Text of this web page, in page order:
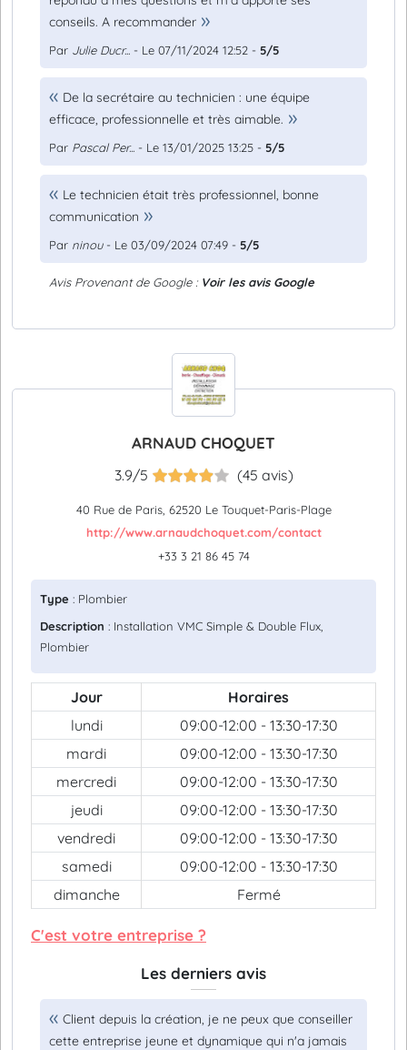
conseils. A recommander
Par Julie Ducr... - Le 07/11/2024 12:52 - 5/5
De la secrétaire au technicien : une équipe
efficace, professionnelle et très aimable.
Par Pascal Per... - Le 13/01/2025 13:25 - 5/5
Le technicien était très professionnel, bonne
communication
Par ninou- Le 03/09/2024 07:49 - 5/5
Avis Provenant de Google : Voir les avis Google
ARNAUD CHOQUET
3.9/5 (45 avis)
40 Rue de Paris, 62520 Le Touquet-Paris-Plage
http://www.arnaudchoquet.com/contact
+33 3 21 86 45 74
Type : Plombier
Description : Installation VMC Simple & Double Flux,
Plombier
Jour
Horaires
lundi
09:00-12:00 - 13:30-17:30
mardi
09:00-12:00 - 13:30-17:30
mercredi
09:00-12:00 - 13:30-17:30
jeudi
09:00-12:00 - 13:30-17:30
vendredi
09:00-12:00 - 13:30-17:30
samedi
09:00-12:00 - 13:30-17:30
dimanche
Fermé
C'est votre entreprise ?
Les derniers avis
Client depuis la création, je ne peux que conseiller
cette entreprise jeune et dynamique qui n'a jamais